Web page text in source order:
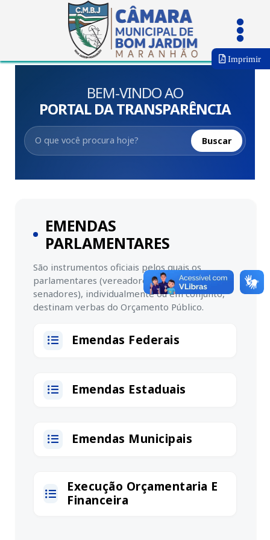
Imprimir
BEM-VINDO AO
PORTAL DA TRANSPARÊNCIA
Buscar
EMENDAS
PARLAMENTARES
São instrumentos oficiais pelos quais os
parlamentares (vereadores, deputados e
senadores), individualmente ou em conjunto,
destinam verbas do Orçamento Público.
Emendas Federais
Emendas Estaduais
Emendas Municipais
Execução Orçamentaria E
Financeira